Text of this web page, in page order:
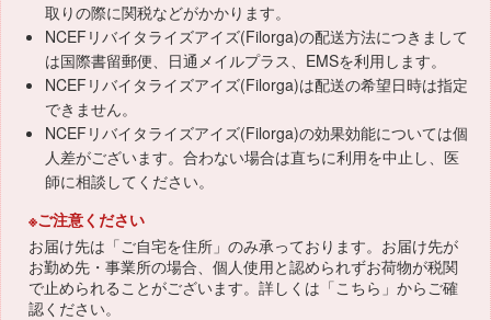
取りの際に関税などがかかります。
NCEFリバイタライズアイズ(Filorga)の配送方法につきまして
は国際書留郵便、日通メイルプラス、EMSを利用します。
NCEFリバイタライズアイズ(Filorga)は配送の希望日時は指定
できません。
NCEFリバイタライズアイズ(Filorga)の効果効能については個
人差がございます。合わない場合は直ちに利用を中止し、医
師に相談してください。
※ご注意ください
お届け先は「ご自宅を住所」のみ承っております。お届け先が
お勤め先・事業所の場合、個人使用と認められずお荷物が税関
で止められることがございます。詳しくは「こちら 」からご確
認ください。